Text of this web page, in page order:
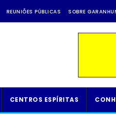
REUNIÕES PÚBLICAS SOBRE
CENTROS ESPÍRITAS